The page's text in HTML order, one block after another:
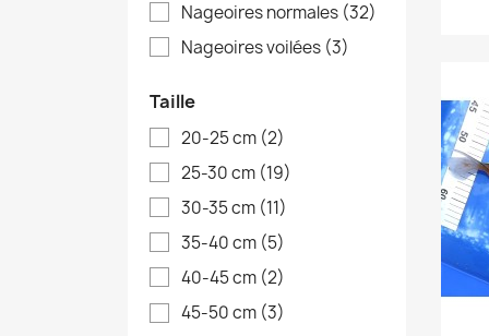
Nageoires normales (32)
Nageoires voilées (3)
Taille
20-25 cm (2)
25-30 cm (19)
30-35 cm (11)
35-40 cm (5)
40-45 cm (2)
45-50 cm (3)